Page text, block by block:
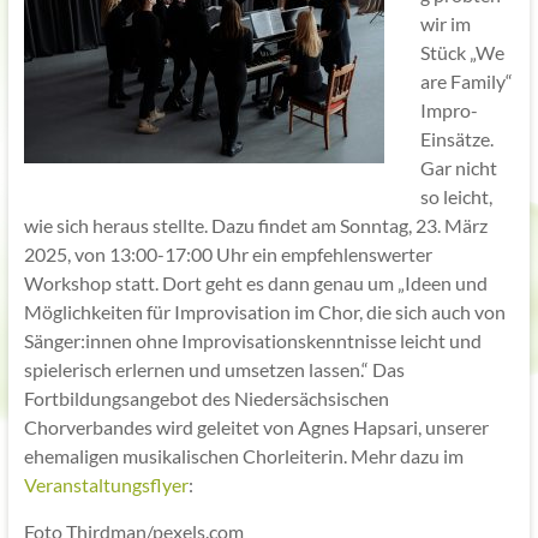
wir im
Stück „We
are Family“
Impro-
Einsätze.
Gar nicht
so leicht,
wie sich heraus stellte. Dazu findet am Sonntag, 23. März
2025, von 13:00-17:00 Uhr ein empfehlenswerter
Workshop statt. Dort geht es dann genau um „Ideen und
Möglichkeiten für Improvisation im Chor, die sich auch von
Sänger:innen ohne Improvisationskenntnisse leicht und
spielerisch erlernen und umsetzen lassen.“ Das
Fortbildungsangebot des Niedersächsischen
Chorverbandes wird geleitet von Agnes Hapsari, unserer
ehemaligen musikalischen Chorleiterin. Mehr dazu im
Veranstaltungsflyer:
Foto Thirdman/pexels.com